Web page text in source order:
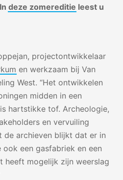
deze zomereditie leest u
projectontwikkelaar
en werkzaam bij Van
West. “Het ontwikkelen
midden in een
hartstikke tof. Archeologie,
en vervuiling
de archieven blijkt dat er in
een gasfabriek en een
heeft mogelijk zijn weerslag